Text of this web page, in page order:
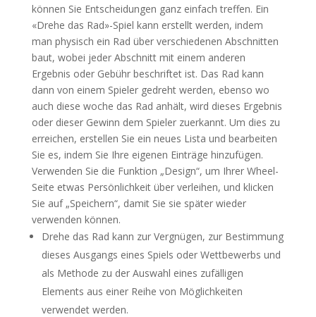
können Sie Entscheidungen ganz einfach treffen. Ein
«Drehe das Rad»-Spiel kann erstellt werden, indem
man physisch ein Rad über verschiedenen Abschnitten
baut, wobei jeder Abschnitt mit einem anderen
Ergebnis oder Gebühr beschriftet ist. Das Rad kann
dann von einem Spieler gedreht werden, ebenso wo
auch diese woche das Rad anhält, wird dieses Ergebnis
oder dieser Gewinn dem Spieler zuerkannt. Um dies zu
erreichen, erstellen Sie ein neues Lista und bearbeiten
Sie es, indem Sie Ihre eigenen Einträge hinzufügen.
Verwenden Sie die Funktion „Design“, um Ihrer Wheel-
Seite etwas Persönlichkeit über verleihen, und klicken
Sie auf „Speichern“, damit Sie sie später wieder
verwenden können.
Drehe das Rad kann zur Vergnügen, zur Bestimmung
dieses Ausgangs eines Spiels oder Wettbewerbs und
als Methode zu der Auswahl eines zufälligen
Elements aus einer Reihe von Möglichkeiten
verwendet werden.